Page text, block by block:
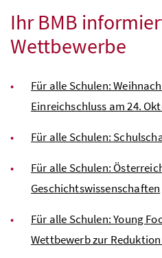
IhrBMB
Wettbewerbe
Für alle Schulen:
Einreichschluss am 24.
Für alle Schulen:
Für alle Schulen:
Geschichtswissenschaften
Für alle Schulen: Young
Wettbewerb zur